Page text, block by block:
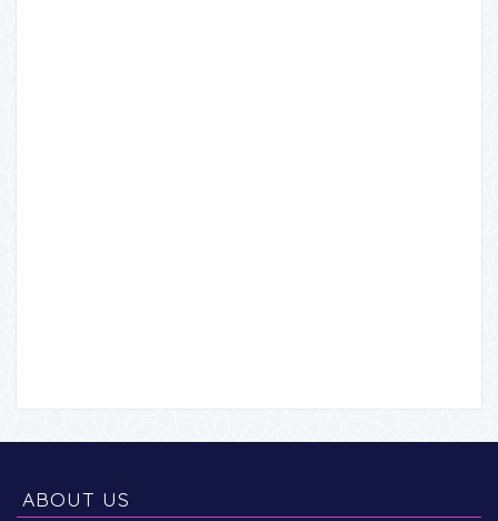
ABOUT US